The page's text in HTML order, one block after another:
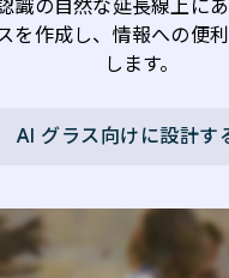
識の自然な延長線上に
を作成し、情報への便
します。
AI グラス向けに設計